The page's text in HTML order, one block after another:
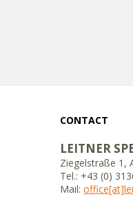
CONTACT
LEITNER
Ziegelstraße 1,
Tel.: +43 (0)
Mail: